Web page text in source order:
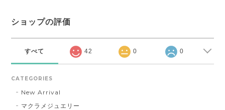
ショップの評価
すべて 42 0 0
CATEGORIES
New Arrival
マクラメジュエリー